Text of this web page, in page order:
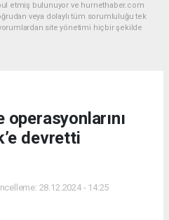
etmiş bulunuyor ve hurnethaber.com
veya dolaylı tüm sorumluluğu tek
site yönetimi hiçbir şekilde
operasyonlarını
devretti
28.12.2024 - 14:25